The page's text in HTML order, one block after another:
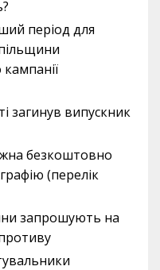
період для
загинув випускник
безкоштовно
(перелік
запрошують на